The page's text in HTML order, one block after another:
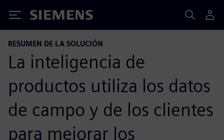
Siemens
RESUMEN DE LA SOLUCIÓN
La inteligencia de
productos utiliza los datos
de campo y de los clientes
para mejorar los